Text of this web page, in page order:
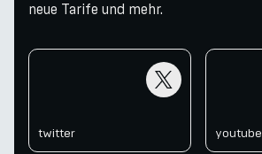
neue Tarife und mehr.
twitter youtube